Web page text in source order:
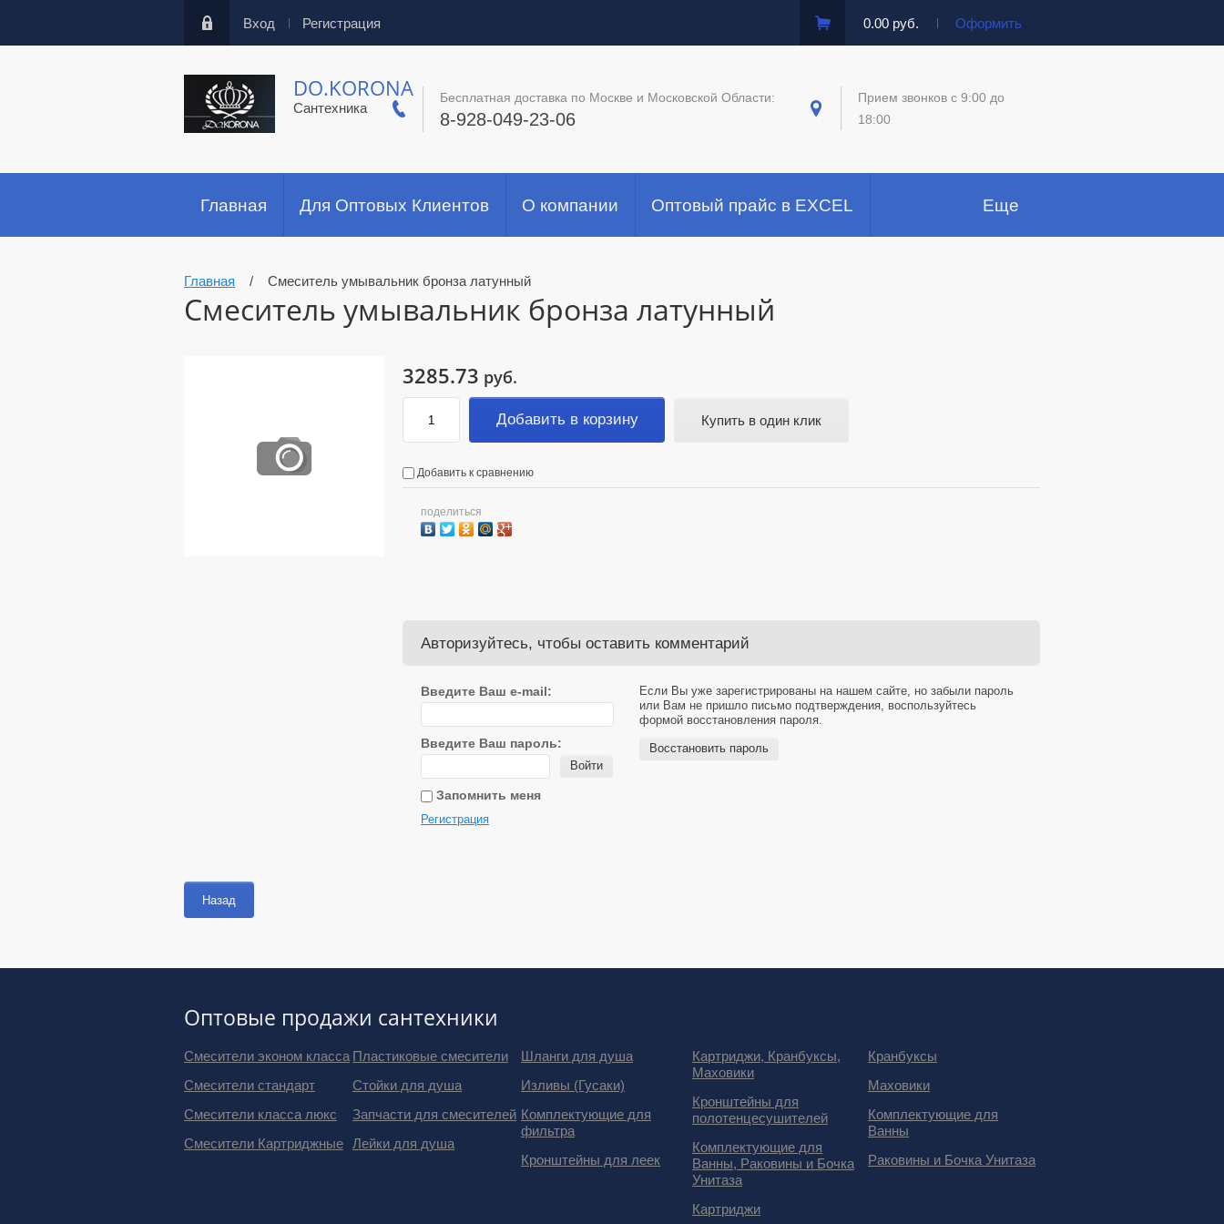
Вход Регистрация 0.00 руб. Оформить
DO.KORONA
Сантехника
Бесплатная доставка по Москве и Московской Области:
8-928-049-23-06
Прием звонков c 9:00 до
18:00
Главная Для Оптовых Клиентов О компании Оптовый прайс в EXCEL Еще
Главная / Cмеситель умывальник бронза латунный
Cмеситель умывальник бронза латунный
3285.73 руб.
Добавить в корзину Купить в один клик
Добавить к сравнению
поделиться
Авторизуйтесь, чтобы оставить комментарий
Введите Ваш e-mail:
Введите Ваш пароль:
Войти
Запомнить меня
Регистрация
Если Вы уже зарегистрированы на нашем сайте, но забыли пароль
или Вам не пришло письмо подтверждения, воспользуйтесь
формой восстановления пароля.
Восстановить пароль
Назад
Оптовые продажи сантехники
Смесители эконом класса
Смесители стандарт
Смесители класса люкс
Смесители Картриджные
Пластиковые смесители
Стойки для душа
Запчасти для смесителей
Лейки для душа
Шланги для душа
Изливы (Гусаки)
Комплектующие для
фильтра
Кронштейны для леек
Картриджи, Кранбуксы,
Маховики
Кронштейны для
полотенцесушителей
Комплектующие для
Ванны, Раковины и Бочка
Унитаза
Картриджи
Кранбуксы
Маховики
Комплектующие для
Ванны
Раковины и Бочка Унитаза